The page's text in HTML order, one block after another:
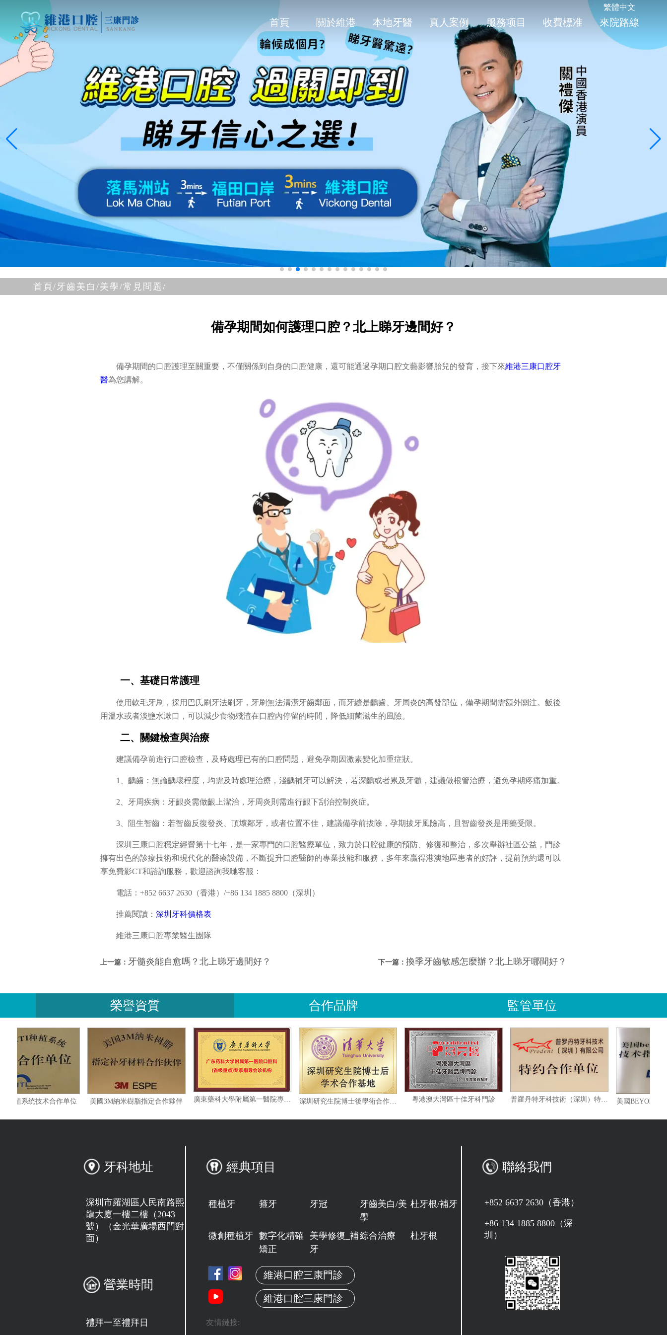
繁體中文
首頁 關於維港 本地牙醫 真人案例 服務项目 收費標准 來院路線
首頁/牙齒美白/美學/常見問題/
備孕期間如何護理口腔？北上睇牙邊間好？
備孕期間的口腔護理至關重要，不僅關係到自身的口腔健康，還可能通過孕期口腔文藝影響胎兒的發育，接下來維港三康口腔牙
醫為您講解。
一、基礎日常護理
使用軟毛牙刷，採用巴氏刷牙法刷牙，牙刷無法清潔牙齒鄰面，而牙縫是齲齒、牙周炎的高發部位，備孕期間需額外關注。飯後
用溫水或者淡鹽水漱口，可以減少食物殘渣在口腔內停留的時間，降低細菌滋生的風險。
二、關鍵檢查與治療
建議備孕前進行口腔檢查，及時處理已有的口腔問題，避免孕期因激素變化加重症狀。
1、齲齒：無論齲壞程度，均需及時處理治療，淺齲補牙可以解決，若深齲或者累及牙髓，建議做根管治療，避免孕期疼痛加重。
2、牙周疾病：牙齦炎需做齦上潔治，牙周炎則需進行齦下刮治控制炎症。
3、阻生智齒：若智齒反復發炎、頂壞鄰牙，或者位置不佳，建議備孕前拔除，孕期拔牙風險高，且智齒發炎是用藥受限。
深圳三康口腔穩定經營第十七年，是一家專門的口腔醫療單位，致力於口腔健康的預防、修復和整治，多次舉辦社區公益，門診
擁有出色的診療技術和現代化的醫療設備，不斷提升口腔醫師的專業技能和服務，多年來贏得港澳地區患者的好評，提前預約還可以
享免費影CT和諮詢服務，歡迎諮詢我哋客服：
電話：+852 6637 2630（香港）/+86 134 1885 8800（深圳）
推薦閱讀： 深圳牙科價格表
維港三康口腔專業醫生團隊
上一篇： 牙髓炎能自愈嗎？北上睇牙邊間好？ 下一篇：換季牙齒敏感怎麼辦？北上睇牙哪間好？
榮譽資質 合作品牌 監管單位
瑞士ITI种植系统技术合作单位 美國3M納米樹脂指定合作夥伴 廣東藥科大學附屬第一醫院專家指導會診機构 深圳研究生院博士後學術合作基地 粵港澳大灣區十佳牙科門診 普羅丹特牙科技術（深圳）特約合作單位
牙科地址
深圳市羅湖區人民南路熙
龍大廈一樓二樓（2043
號）（金光華廣場西門對
面）
營業時間
禮拜一至禮拜日
經典項目
種植牙 箍牙 牙冠
牙齒美白/美
學
杜牙根/補牙
微創種植牙 數字化精確
矯正
美學修復_補
牙
綜合治療 杜牙根
維港口腔三康門診
維港口腔三康門診
友情鏈接:
聯絡我們
+852 6637 2630（香港）
+86 134 1885 8800（深
圳）